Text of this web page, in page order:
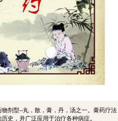
剂型--丸，散，膏，丹，汤之一。膏药疗法
史，并广泛应用于治疗各种病症。